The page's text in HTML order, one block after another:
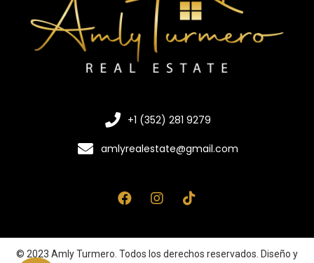
+1 (352) 281 9279
amlyrealestate@gmail.com
© 2023 Amly Turmero. Todos los derechos reservados. Diseño y